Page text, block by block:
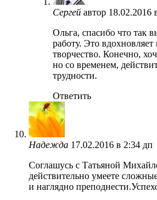
Сергей автор 18.02.2016
Ольга, спасибо что так
работу. Это
творчество. Конечно,
но со временем,
трудности.
Ответить
Надежда 17.02.2016 в 2:34 дп
Соглашусь с Татьяной
действительно умеете
и наглядно